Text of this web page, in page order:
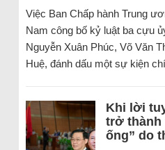
Việc Ban Chấp hành Trung
Nam công bố kỷ luật ba cựu
Nguyễn Xuân Phúc, Võ Văn
Huệ, đánh dấu một sự kiện
Khi lời
trở thành
ống” do